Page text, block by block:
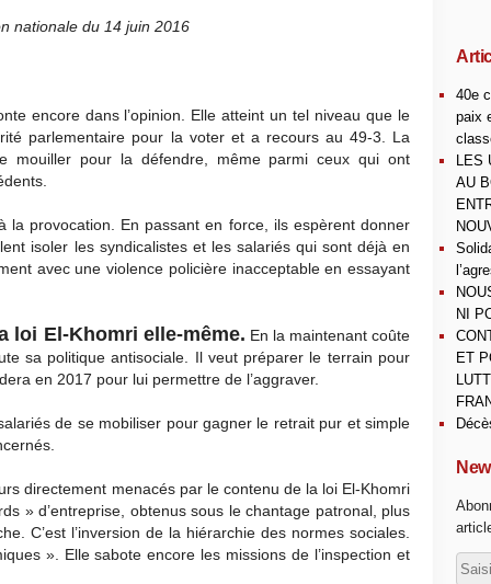
nationale du 14 juin 2016
encore dans l’opinion. Elle atteint un tel niveau que le
parlementaire pour la voter et a recours au 49-3. La
mouiller pour la défendre, même parmi ceux qui ont
la provocation. En passant en force, ils espèrent donner
isoler les syndicalistes et les salariés qui sont déjà en
avec une violence policière inacceptable en essayant
loi El-Khomri elle-même. En la maintenant coûte
sa politique antisociale. Il veut préparer le terrain pour
en 2017 pour lui permettre de l’aggraver.
de se mobiliser pour gagner le retrait pur et simple
directement menacés par le contenu de la loi El-Khomri
» d’entreprise, obtenus sous le chantage patronal, plus
C’est l’inversion de la hiérarchie des normes sociales.
». Elle sabote encore les missions de l’inspection et
40e
paix
LES
AU
NI
ET